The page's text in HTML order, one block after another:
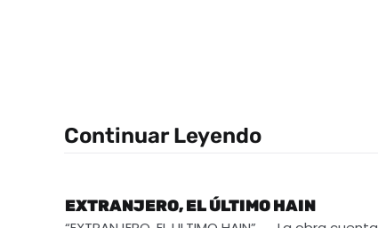
Continuar Leyendo
EXTRANJERO, EL ÚLTIMO HAIN